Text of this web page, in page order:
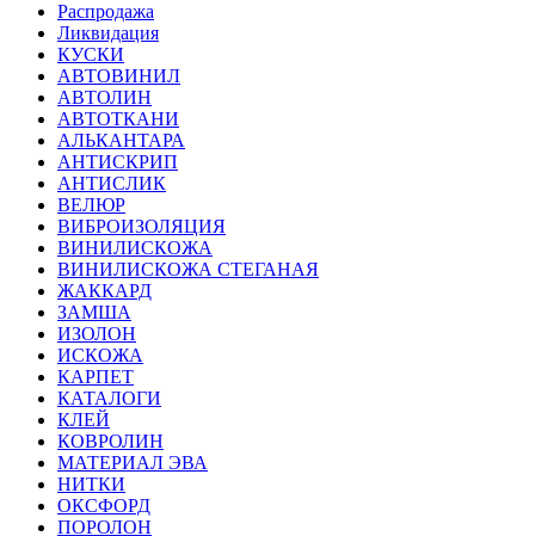
Распродажа
Ликвидация
КУСКИ
АВТОВИНИЛ
АВТОЛИН
АВТОТКАНИ
АЛЬКАНТАРА
АНТИСКРИП
АНТИСЛИК
ВЕЛЮР
ВИБРОИЗОЛЯЦИЯ
ВИНИЛИСКОЖА
ВИНИЛИСКОЖА СТЕГАНАЯ
ЖАККАРД
ЗАМША
ИЗОЛОН
ИСКОЖА
КАРПЕТ
КАТАЛОГИ
КЛЕЙ
КОВРОЛИН
МАТЕРИАЛ ЭВА
НИТКИ
ОКСФОРД
ПОРОЛОН